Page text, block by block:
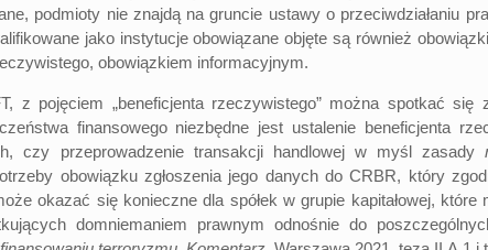
podmioty nie znajdą na gruncie ustawy o przeciwdziałaniu
jako instytucje obowiązane objęte są również
obowiązkiem informacyjnym.
z pojęciem „beneficjenta rzeczywistego” można spotkać
finansowego niezbędne jest ustalenie beneficjenta
czy przeprowadzenie transakcji handlowej w myśl zasady
obowiązku zgłoszenia jego danych do CRBR, który
okazać się konieczne dla spółek w grupie kapitałowej,
domniemaniem prawnym odnośnie do